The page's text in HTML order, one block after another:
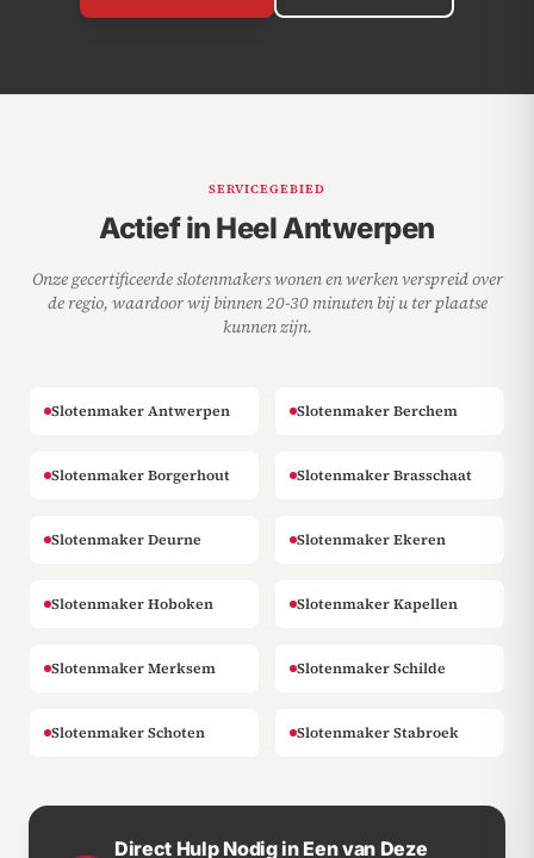
SERVICEGEBIED
Actief in Heel Antwerpen
Onze gecertificeerde slotenmakers wonen en werken verspreid over
de regio, waardoor wij binnen 20-30 minuten bij u ter plaatse
kunnen zijn.
Slotenmaker Antwerpen Slotenmaker Berchem
Slotenmaker Borgerhout Slotenmaker Brasschaat
Slotenmaker Deurne Slotenmaker Ekeren
Slotenmaker Hoboken Slotenmaker Kapellen
Slotenmaker Merksem Slotenmaker Schilde
Slotenmaker Schoten Slotenmaker Stabroek
Direct Hulp Nodig in Een van Deze